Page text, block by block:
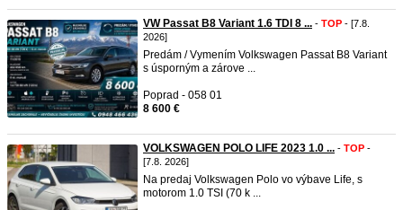
VW Passat B8 Variant 1.6 TDI 8 ... - TOP - [7.8.
2026]
Predám / Vymením Volkswagen Passat B8 Variant
s úsporným a zárove ...
Poprad - 058 01
8 600 €
VOLKSWAGEN POLO LIFE 2023 1.0 ... - TOP -
[7.8. 2026]
Na predaj Volkswagen Polo vo výbave Life, s
motorom 1.0 TSI (70 k ...